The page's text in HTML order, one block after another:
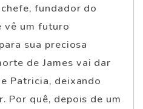
fundador do
um futuro
sua preciosa
de James vai dar
Patricia, deixando
Por quê, depois de um